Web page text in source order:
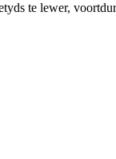
te lewer,